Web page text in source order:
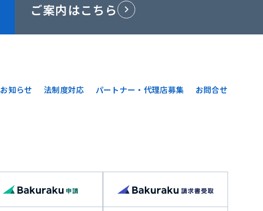
ご案内はこちら
お知らせ 法制度対応 パートナー・代理店募集 お問合せ